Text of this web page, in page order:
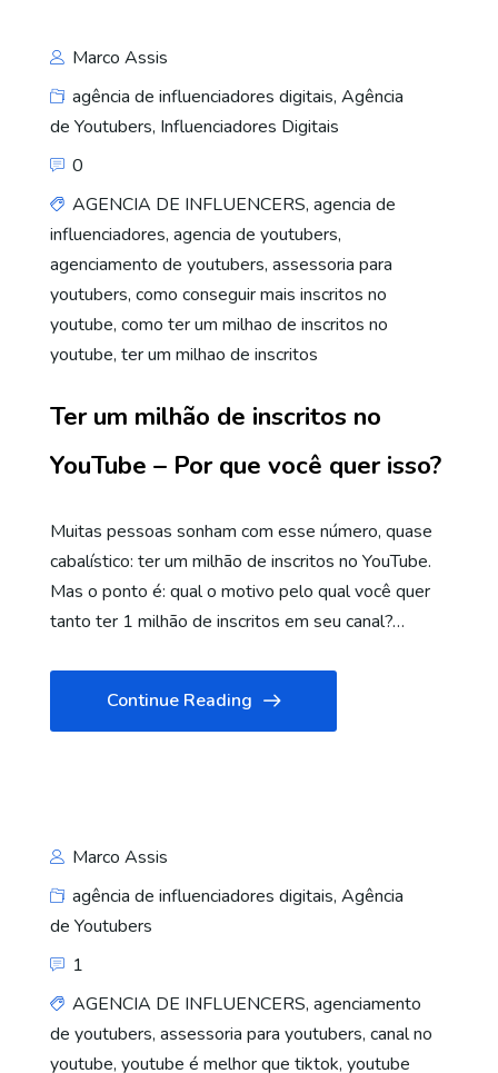
Marco Assis
agência de influenciadores digitais, Agência
de Youtubers, Influenciadores Digitais
0
AGENCIA DE INFLUENCERS, agencia de
influenciadores, agencia de youtubers,
agenciamento de youtubers, assessoria para
youtubers, como conseguir mais inscritos no
youtube, como ter um milhao de inscritos no
youtube, ter um milhao de inscritos
Ter um milhão de inscritos no
YouTube – Por que você quer isso?
Muitas pessoas sonham com esse número, quase
cabalístico: ter um milhão de inscritos no YouTube.
Mas o ponto é: qual o motivo pelo qual você quer
tanto ter 1 milhão de inscritos em seu canal?…
Continue Reading
Marco Assis
agência de influenciadores digitais, Agência
de Youtubers
1
AGENCIA DE INFLUENCERS, agenciamento
de youtubers, assessoria para youtubers, canal no
youtube, youtube é melhor que tiktok, youtube